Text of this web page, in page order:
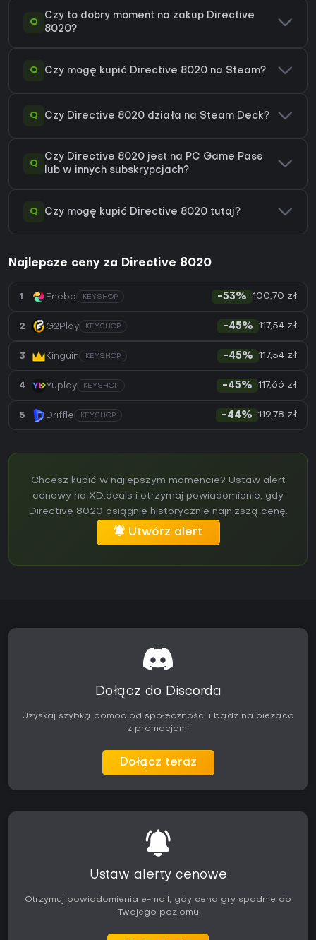
Q
Czy to dobry moment na zakup Directive
8020?
Q Czy mogę kupić Directive 8020 na Steam?
Q Czy Directive 8020 działa na Steam Deck?
Q
Czy Directive 8020 jest na PC Game Pass
lub w innych subskrypcjach?
Q Czy mogę kupić Directive 8020 tutaj?
Najlepsze ceny za Directive 8020
1 Eneba KEYSHOP -53% 100,70 zł
2 G2Play KEYSHOP -45% 117,54 zł
3 Kinguin KEYSHOP -45% 117,54 zł
4 Yuplay KEYSHOP -45% 117,66 zł
5 Driffle KEYSHOP -44% 119,78 zł
Chcesz kupić w najlepszym momencie? Ustaw alert
cenowy na XD.deals i otrzymaj powiadomienie, gdy
Directive 8020 osiągnie historycznie najniższą cenę.
Utwórz alert
Dołącz do Discorda
Uzyskaj szybką pomoc od społeczności i bądź na bieżąco
z promocjami
Dołącz teraz
Ustaw alerty cenowe
Otrzymuj powiadomienia e-mail, gdy cena gry spadnie do
Twojego poziomu